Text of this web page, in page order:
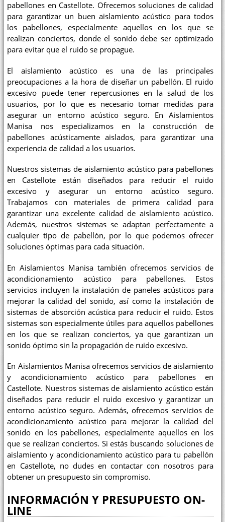
pabellones en Castellote. Ofrecemos soluciones de calidad
para garantizar un buen aislamiento acústico para todos
los pabellones, especialmente aquellos en los que se
realizan conciertos, donde el sonido debe ser optimizado
para evitar que el ruido se propague.
El aislamiento acústico es una de las principales
preocupaciones a la hora de diseñar un pabellón. El ruido
excesivo puede tener repercusiones en la salud de los
usuarios, por lo que es necesario tomar medidas para
asegurar un entorno acústico seguro. En Aislamientos
Manisa nos especializamos en la construcción de
pabellones acústicamente aislados, para garantizar una
experiencia de calidad a los usuarios.
Nuestros sistemas de aislamiento acústico para pabellones
en Castellote están diseñados para reducir el ruido
excesivo y asegurar un entorno acústico seguro.
Trabajamos con materiales de primera calidad para
garantizar una excelente calidad de aislamiento acústico.
Además, nuestros sistemas se adaptan perfectamente a
cualquier tipo de pabellón, por lo que podemos ofrecer
soluciones óptimas para cada situación.
En Aislamientos Manisa también ofrecemos servicios de
acondicionamiento acústico para pabellones. Estos
servicios incluyen la instalación de paneles acústicos para
mejorar la calidad del sonido, así como la instalación de
sistemas de absorción acústica para reducir el ruido. Estos
sistemas son especialmente útiles para aquellos pabellones
en los que se realizan conciertos, ya que garantizan un
sonido óptimo sin la propagación de ruido excesivo.
En Aislamientos Manisa ofrecemos servicios de aislamiento
y acondicionamiento acústico para pabellones en
Castellote. Nuestros sistemas de aislamiento acústico están
diseñados para reducir el ruido excesivo y garantizar un
entorno acústico seguro. Además, ofrecemos servicios de
acondicionamiento acústico para mejorar la calidad del
sonido en los pabellones, especialmente aquellos en los
que se realizan conciertos. Si estás buscando soluciones de
aislamiento y acondicionamiento acústico para tu pabellón
en Castellote, no dudes en contactar con nosotros para
obtener un presupuesto sin compromiso.
INFORMACIÓN Y PRESUPUESTO ON-
LINE